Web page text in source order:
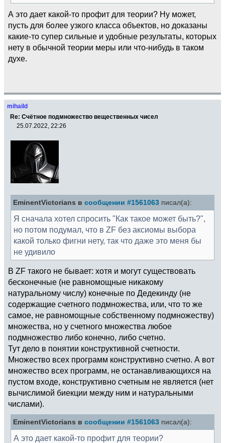
А это дает какой-то профит для теории? Ну может,
пусть для более узкого класса объектов, но доказаны
какие-то супер сильные и удобные результаты, которых
нету в обычной теории меры или что-нибудь в таком
духе.
mihaild
Re: Счётное подмножество вещественных чисел
25.07.2022, 22:26
EminentVictorians в сообщении #1561063 писал(а):
Я сначала хотел спросить "Как такое может быть?",
но потом подумал, что в ZF без аксиомы выбора
какой только фигни нету, так что даже это меня бы
не удивило
В ZF такого не бывает: хотя и могут существовать
бесконечные (не равномощные никакому
натуральному числу) конечные по Дедекинду (не
содержащие счетного подмножества, или, что то же
самое, не равномощные собственному подмножеству)
множества, но у счетного множества любое
подмножество либо конечно, либо счетно.
Тут дело в понятии конструктивной счетности.
Множество всех программ конструктивно счетно. А вот
множество всех программ, не останавливающихся на
пустом входе, конструктивно счетным не является (нет
вычислимой биекции между ним и натуральными
числами).
EminentVictorians в сообщении #1561063 писал(а):
А это дает какой-то профит для теории?